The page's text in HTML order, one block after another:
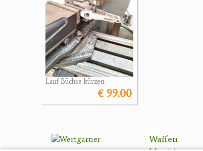
Lauf Büchse kürzen
€ 99.00
Waffen